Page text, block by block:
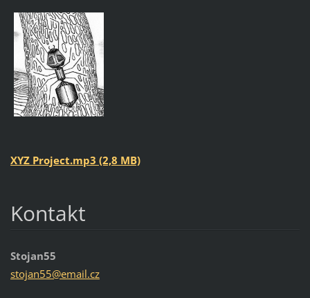
XYZ Project.mp3 (2,8 MB)
Kontakt
Stojan55
stojan55@email.cz